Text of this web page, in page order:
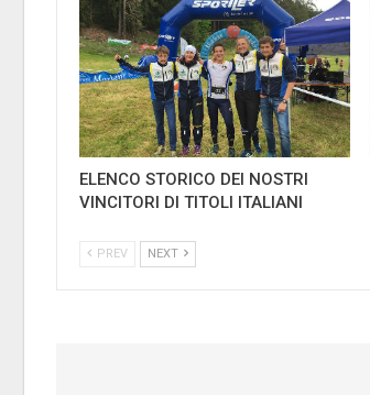
ELENCO STORICO DEI NOSTRI
VINCITORI DI TITOLI ITALIANI
PREV NEXT